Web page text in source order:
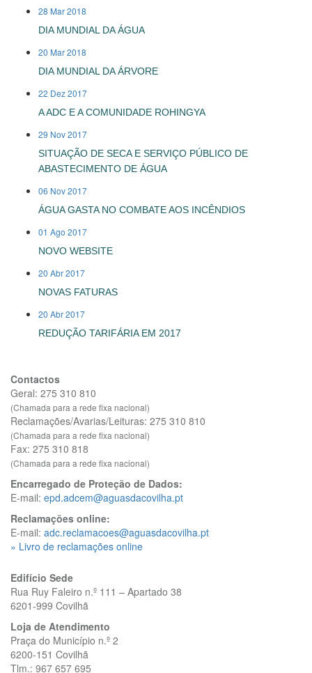
28 Mar 2018
DIA MUNDIAL DA ÁGUA
20 Mar 2018
DIA MUNDIAL DA ÁRVORE
22 Dez 2017
A ADC E A COMUNIDADE ROHINGYA
29 Nov 2017
SITUAÇÃO DE SECA E SERVIÇO PÚBLICO DE
ABASTECIMENTO DE ÁGUA
06 Nov 2017
ÁGUA GASTA NO COMBATE AOS INCÊNDIOS
01 Ago 2017
NOVO WEBSITE
20 Abr 2017
NOVAS FATURAS
20 Abr 2017
REDUÇÃO TARIFÁRIA EM 2017
Contactos
Geral: 275 310 810
(Chamada para a rede fixa nacional)
Reclamações/Avarias/Leituras: 275 310 810
(Chamada para a rede fixa nacional)
Fax: 275 310 818
(Chamada para a rede fixa nacional)
Encarregado de Proteção de Dados:
E-mail: epd.adcem@aguasdacovilha.pt
Reclamações online:
E-mail: adc.reclamacoes@aguasdacovilha.pt
» Livro de reclamações online
Edifício Sede
Rua Ruy Faleiro n.º 111 – Apartado 38
6201-999 Covilhã
Loja de Atendimento
Praça do Município n.º 2
6200-151 Covilhã
Tlm.: 967 657 695